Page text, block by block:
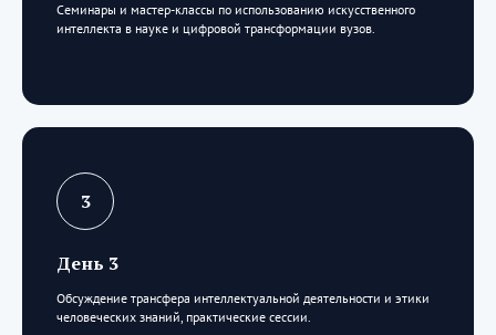
Семинары и мастер-классы по использованию искусственного
интеллекта в науке и цифровой трансформации вузов.
День 3
Обсуждение трансфера интеллектуальной деятельности и этики
человеческих знаний, практические сессии.